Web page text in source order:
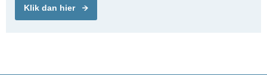
Klik dan hier